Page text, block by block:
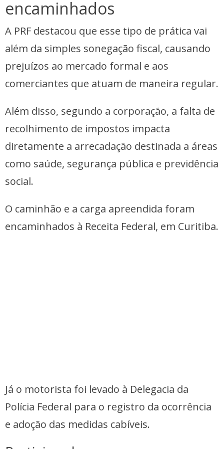
encaminhados
A PRF destacou que esse tipo de prática vai
além da simples sonegação fiscal, causando
prejuízos ao mercado formal e aos
comerciantes que atuam de maneira regular.
Além disso, segundo a corporação, a falta de
recolhimento de impostos impacta
diretamente a arrecadação destinada a áreas
como saúde, segurança pública e previdência
social.
O caminhão e a carga apreendida foram
encaminhados à Receita Federal, em Curitiba.
Já o motorista foi levado à Delegacia da
Polícia Federal para o registro da ocorrência
e adoção das medidas cabíveis.